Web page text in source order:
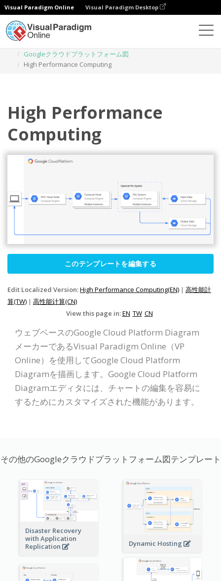
Visual Paradigm Online Visual Paradigm Desktop
Googleクラウドプラットフォーム図
High Performance Computing
High Performance
Computing
このテンプレートを編集する
Edit Localized Version:High Performance Computing(EN) | 高性能計
算(TW) | 高性能计算(CN)
View this page in:EN TW CN
ウェブベースのGoogle Cloud Platform Diagram
メーカーであるVisual Paradigm Online（VP
Online）を使用してGoogle Cloud Platform
Diagramを描画します。Google Cloud Platform
Diagramエディタには、チャートの編集を容易に
するためにカスタマイズされた機能があります。
その他のGoogleクラウドプラットフォーム図テンプレート
Disaster Recovery
with Application
Replication
Dynamic Hosting